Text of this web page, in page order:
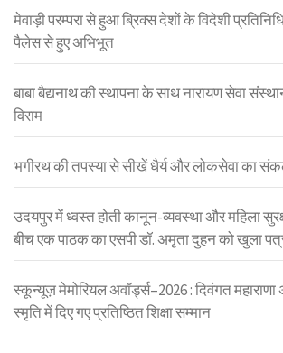
मेवाड़ी परम्परा से हुआ ब्रिक्स देशों के विदेशी
पैलेस से हुए अभिभूत
बाबा बैद्यनाथ की स्थापना के साथ नारायण सेवा
विराम
भगीरथ की तपस्या से सीखें धैर्य और लोकसेवा का
उदयपुर में ध्वस्त होती कानून-व्यवस्था और महिला
बीच एक पाठक का एसपी डॉ. अमृता दुहन को खुला
स्कून्यूज़ मेमोरियल अवॉर्ड्स–2026 : दिवंगत महाराणा
स्मृति में दिए गए प्रतिष्ठित शिक्षा सम्मान